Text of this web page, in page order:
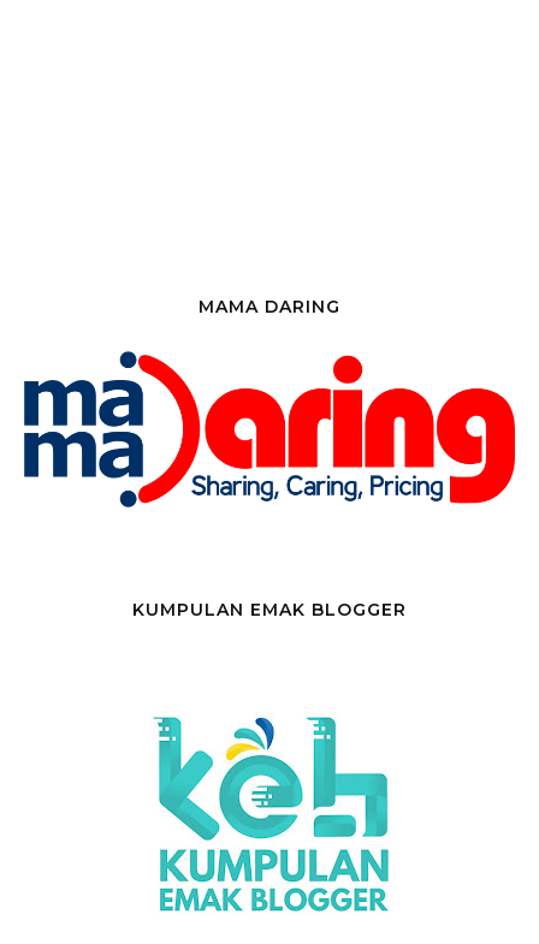
MAMA DARING
KUMPULAN EMAK BLOGGER